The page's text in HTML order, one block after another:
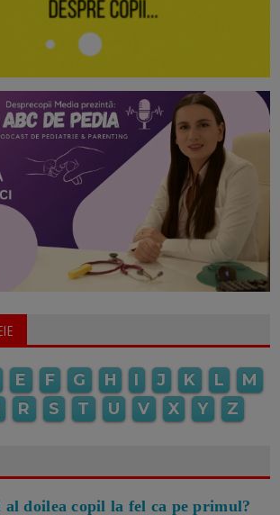
E F G H I J K L
M
R S T U V X Y Z
al doilea copil la fel ca pe primul?